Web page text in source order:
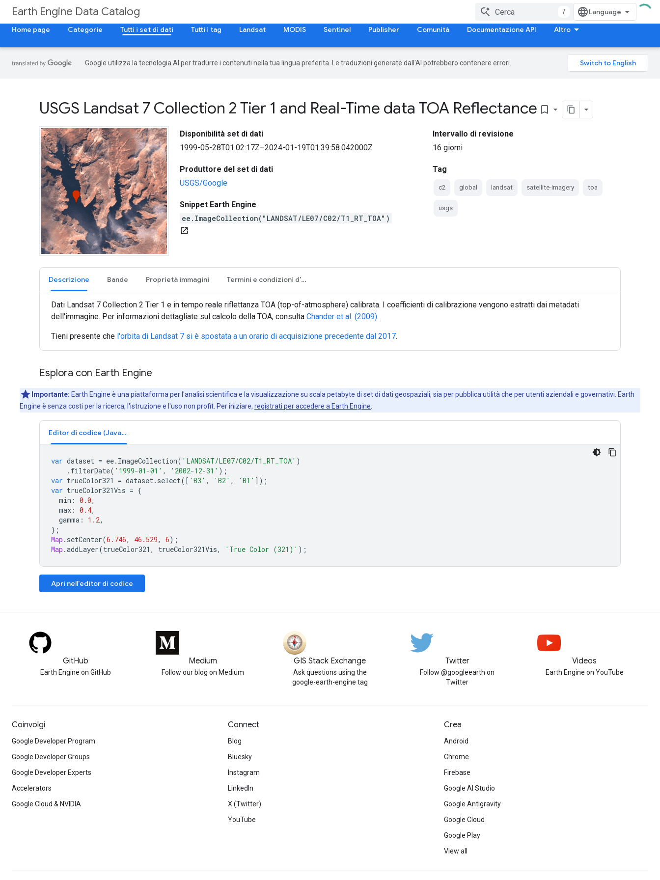
Earth Engine Data Catalog
/
Home page
Categorie Tutti i set di dati Tutti i tag Landsat MODIS Sentinel Publisher Comunità Documentazione API Altro
Google utilizza la tecnologia AI per tradurre i contenuti nella tua lingua preferita. Le traduzioni generate dall'AI potrebbero contenere errori.
USGS Landsat 7 Collection 2 Tier 1 and Real-Time data TOA Reflectance bookmark_border
Disponibilità set di dati
1999-05-28T01:02:17Z–2024-01-19T01:39:58.042000Z
Produttore del set di dati
USGS/Google
Snippet Earth Engine
ee.ImageCollection("LANDSAT/LE07/C02/T1_RT_TOA")
open_in_new
Intervallo di revisione
16 giorni
Tag
c2 global landsat satellite-imagery toa
usgs
Descrizione Bande Proprietà immagini Termini e condizioni d'uso
Dati Landsat 7 Collection 2 Tier 1 e in tempo reale riflettanza TOA (top-of-atmosphere) calibrata. I coefficienti di calibrazione vengono estratti dai metadati
dell'immagine. Per informazioni dettagliate sul calcolo della TOA, consulta Chander et al. (2009).
Tieni presente che l'orbita di Landsat 7 si è spostata a un orario di acquisizione precedente dal 2017.
Esplora con Earth Engine
Importante: Earth Engine è una piattaforma per l'analisi scientifica e la visualizzazione su scala petabyte di set di dati geospaziali, sia per pubblica utilità che per utenti aziendali e governativi. Earth
Engine è senza costi per la ricerca, l'istruzione e l'uso non profit. Per iniziare, registrati per accedere a Earth Engine
Editor di codice (JavaScript)
var dataset = ee. ImageCollection( 'LANDSAT/LE07/C02/T1_RT_TOA' )
. filterDate( '1999-01-01' , '2002-12-31' );
var trueColor321 = dataset. select([ 'B3' , 'B2' , 'B1' ]);
var trueColor321Vis = {
min : 0.0,
max : 0.4,
gamma : 1.2,
};
Map . setCenter(6.746, 46.529, 6);
Map .addLayer(trueColor321 , trueColor321Vis, 'True Color (321)' );
Apri nell'editor di codice
GitHub
Earth Engine on GitHub
Medium
Follow our blog on Medium
GIS Stack Exchange
Ask questions using the
google-earth-engine tag
Twitter
Follow @googleearth on
Twitter
Videos
Earth Engine on YouTube
Coinvolgi
Google Developer Program
Google Developer Groups
Google Developer Experts
Accelerators
Google Cloud & NVIDIA
Connect
Blog
Bluesky
Instagram
LinkedIn
X (Twitter)
YouTube
Crea
Android
Chrome
Firebase
Google AI Studio
Google Antigravity
Google Cloud
Google Play
View all